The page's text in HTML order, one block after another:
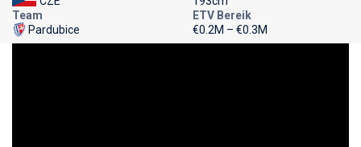
Team
Pardubice
ETV Bereik
€0.2M – €0.3M